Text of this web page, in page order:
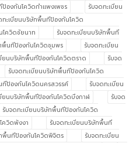
องกันโควิดกำแพงเพชร
รับจดทะเบียน
ทะเบียนบริษัทพื้นทีป้องกันโควิด
โควิดชัยนาท
รับจดทะเบียนบริษัทพื้นที
พื้นทีป้องกันโควิดชุมพร
รับจดทะเบียน
ยนบริษัทพื้นทีป้องกันโควิดตราด
รับจด
รับจดทะเบียนบริษัทพื้นทีป้องกันโควิด
ทีป้องกันโควิดนครสวรรค์
รับจดทะเบียน
ยนบริษัทพื้นทีป้องกันโควิดบึงกาฬ
รับจด
รับจดทะเบียนบริษัทพื้นทีป้องกันโควิด
ควิดพังงา
รับจดทะเบียนบริษัทพื้นที
พื้นทีป้องกันโควิดพิจิตร
รับจดทะเบียน